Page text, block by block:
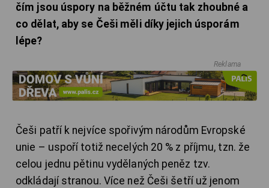
čím jsou úspory na běžném účtu tak zhoubné a
co dělat, aby se Češi měli díky jejich úsporám
lépe?
Reklama
Češi patří k nejvíce spořivým národům Evropské
unie – uspoří totiž necelých 20 % z příjmu, tzn. že
celou jednu pětinu vydělaných peněz tzv.
odkládají stranou. Více než Češi šetří už jenom